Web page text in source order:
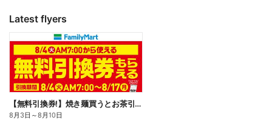
Latest flyers
【無料引換券!】焼き麺買うとお茶引換券貰える!
8月3日 ～8月10日